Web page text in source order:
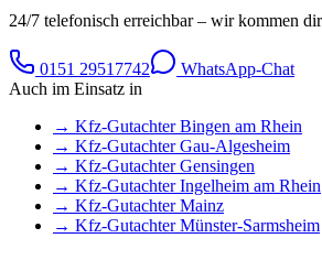
24/7 telefonisch erreichbar – wir kommen
0151 29517742
WhatsApp-Chat
Auch im Einsatz in
→ Kfz-GutachterBingen am Rhein
→ Kfz-GutachterGau-Algesheim
→ Kfz-GutachterGensingen
→ Kfz-GutachterIngelheim am Rhein
→ Kfz-GutachterMainz
→ Kfz-GutachterMünster-Sarmsheim